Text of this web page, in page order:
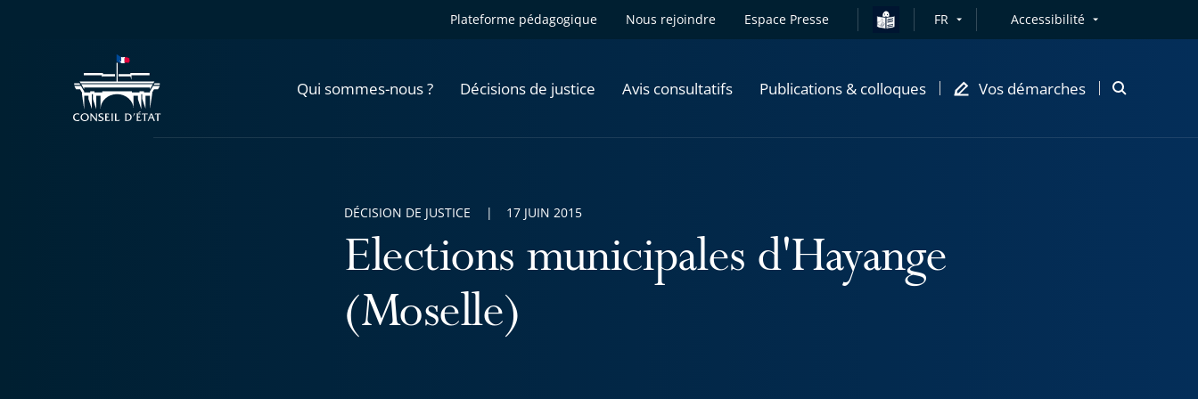
Plateforme pédagogique Nous rejoindre Espace Presse FR Accessibilité
Qui sommes-nous ? Décisions de justice Avis consultatifs Publications & colloques Vos démarches
Ouvrir
Elections municipales d'Hayange
(Moselle)
DÉCISION DE JUSTICE 17 JUIN 2015